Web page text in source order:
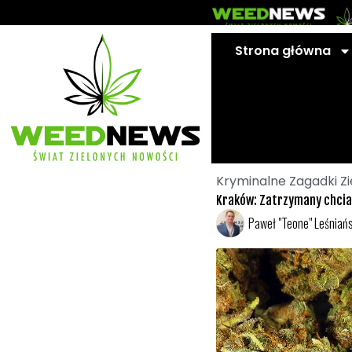
do
Strona główna
Kryminalne Zagadki
Kraków: Zatrzymany
Paweł "Teone"